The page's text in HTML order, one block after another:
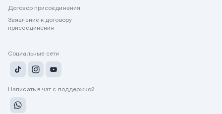
Договор присоединения
Заявление к договору
присоединения
Социальные сети
Написать в чат с поддержкой